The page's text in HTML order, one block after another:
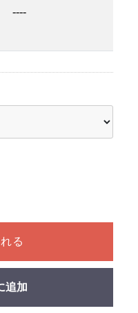
----
さい
る
追加